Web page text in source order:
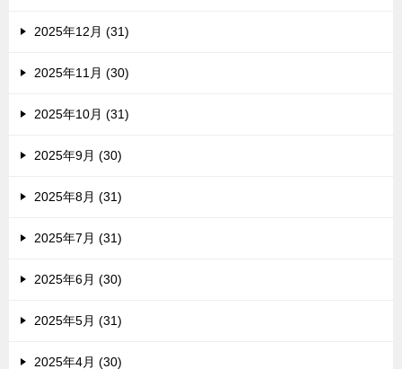
2025年12月 (31)
2025年11月 (30)
2025年10月 (31)
2025年9月 (30)
2025年8月 (31)
2025年7月 (31)
2025年6月 (30)
2025年5月 (31)
2025年4月 (30)